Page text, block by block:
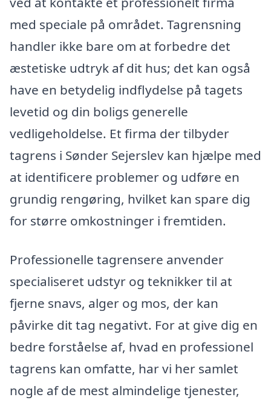
med speciale på området. Tagrensning
handler ikke bare om at forbedre det
æstetiske udtryk af dit hus; det kan også
have en betydelig indflydelse på tagets
levetid og din boligs generelle
vedligeholdelse. Et firma der tilbyder
tagrens i Sønder Sejerslev kan hjælpe med
at identificere problemer og udføre en
grundig rengøring, hvilket kan spare dig
for større omkostninger i fremtiden.
Professionelle tagrensere anvender
specialiseret udstyr og teknikker til at
fjerne snavs, alger og mos, der kan
påvirke dit tag negativt. For at give dig en
bedre forståelse af, hvad en professionel
tagrens kan omfatte, har vi her samlet
nogle af de mest almindelige tjenester,